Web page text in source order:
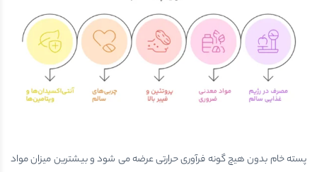
پسته خام بدون هیچ گونه فرآوری حرارتی عرضه می شود و بیشترین میزان مواد